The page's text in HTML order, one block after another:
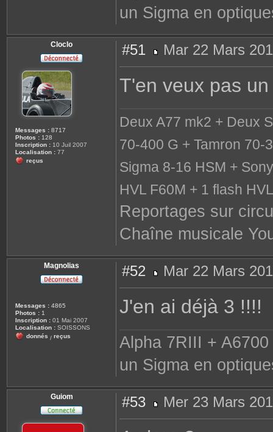
un Sigma en
Cloclo
Messages : 8717
Photos : 128
Inscription : 10 Juil 2007
Localisation : 77
reçus
#51
e
Mar 22 Mars
T'en veux pas
Deux A77 mk2 + Deux
70-400 G + Tamron 70-
Sigma 8-16 HSM +
HVL F60M + 1 flash
Reportages sur
Chaîne musicale
Magnolias
Messages : 4865
Photos : 1
Inscription : 01 Mai 2007
Localisation : SOISSONS
donnés / reçus
#52
e
a
Mar 22 Mars
J'en ai déjà 3 !!!!
Alpha 7RIII +
un Sigma en
Guiom #53
e
Mer 23 Mars